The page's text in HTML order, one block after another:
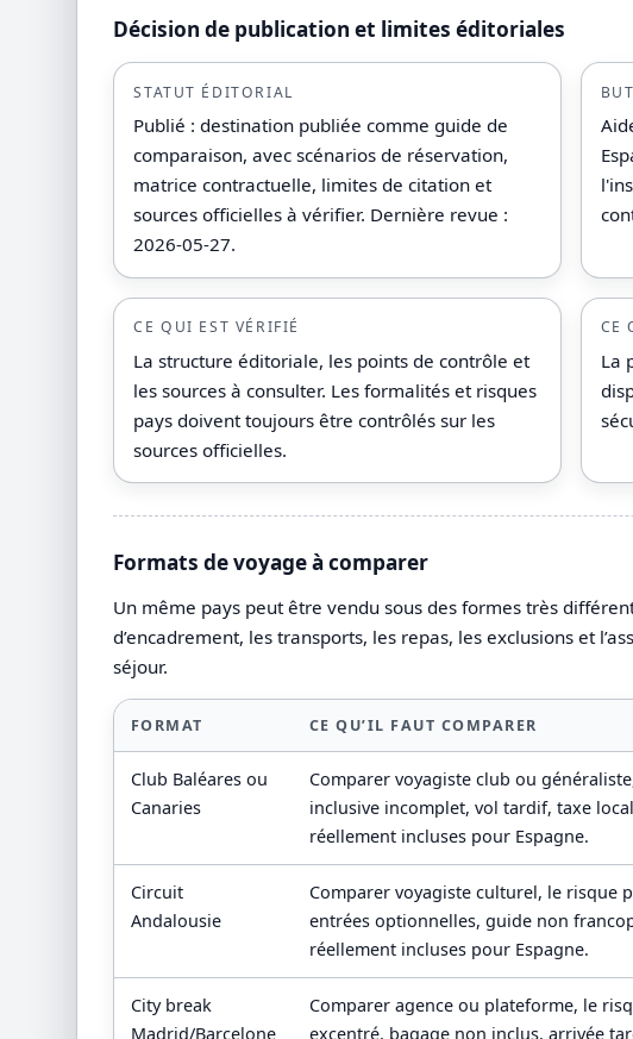
Décision de publication et limites éditoriales
STATUT ÉDITORIAL
Publié : destination publiée comme guide de
comparaison, avec scénarios de réservation,
matrice contractuelle, limites de citation et
sources officielles à vérifier. Dernière revue :
2026-05-27.
CE QUI EST VÉRIFIÉ
La structure éditoriale, les points de contrôle et
les sources à consulter. Les formalités et risques
pays doivent toujours être contrôlés sur les
sources officielles.
CE
La
Formats de voyage à comparer
Un même pays peut être vendu sous des formes très
d’encadrement, les transports, les repas, les exclusions et
séjour.
FORMAT CE QU’IL FAUT COMPARER
Club Baléares ou
Canaries
Comparer voyagiste club ou
inclusive incomplet, vol tardif, taxe
réellement incluses pour Espagne.
Circuit
Andalousie
Comparer voyagiste culturel, le risque
entrées optionnelles, guide non
réellement incluses pour Espagne.
City break
Madrid/Barcelone
Comparer agence ou plateforme, le
excentré, bagage non inclus, arrivée